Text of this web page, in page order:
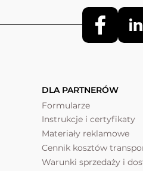
DLA PARTNERÓW
Formularze
Instrukcje i certyfikaty
Materiały reklamowe
Cennik kosztów
Warunki sprzedaży i